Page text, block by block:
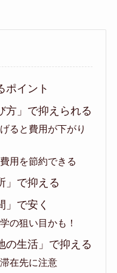
ポイント
方」で抑えられる
ると費用が下がり
用を節約できる
」で抑える
」で安く
の狙い目かも！
の生活」で抑える
在先に注意